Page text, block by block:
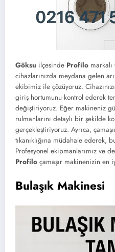
Göksu ilçesinde Profilo markalı
cihazlarınızda meydana gelen
ekibimiz ile çözüyoruz.
giriş hortumunu kontrol ederek
değiştiriyoruz. Eğer makineniz
rulmanlarını detaylı bir şekilde
gerçekleştiriyoruz. Ayrıca,
tıkanıklığına müdahale ederek,
Profesyonel ekipmanlarımız ve
Profilo çamaşır makinenizin en
Bulaşık Makinesi